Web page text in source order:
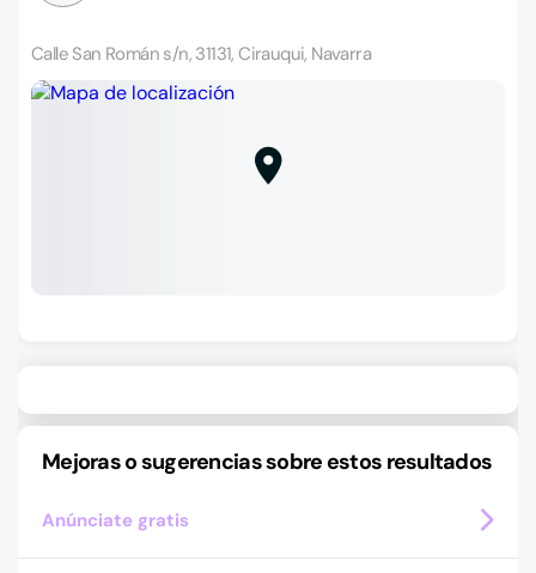
Calle San Román s/n, 31131, Cirauqui, Navarra
Mejoras o sugerencias sobre estos resultados
Anúnciate gratis